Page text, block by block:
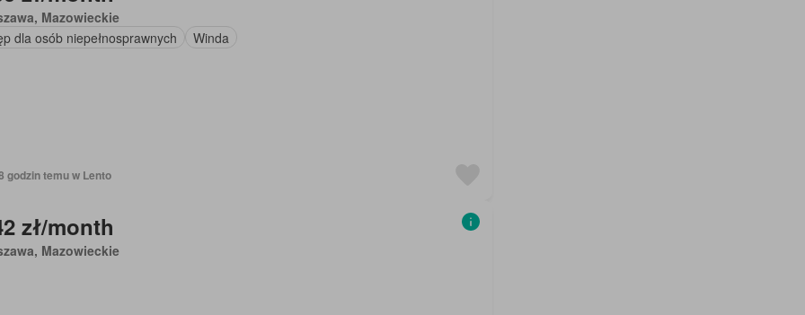
Mazowieckie
dla osób niepełnosprawnych
Winda
godzin temu w Lento
zł/month
Mazowieckie